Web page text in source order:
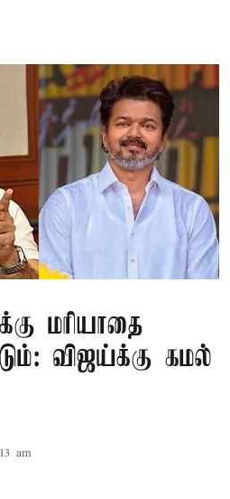
மரியாதை
விஜய்க்கு கமல்
am